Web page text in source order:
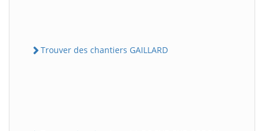
Trouver des chantiers GAILLARD